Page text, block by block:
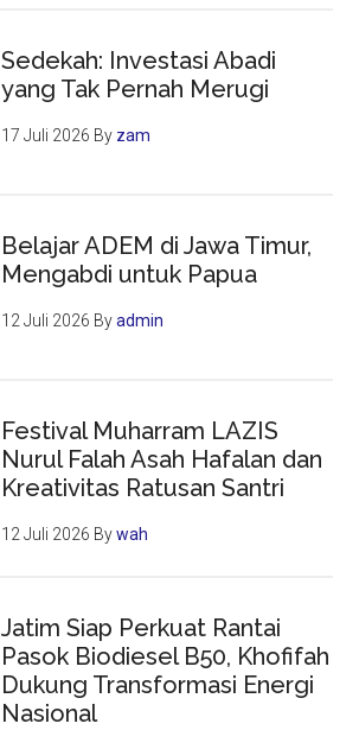
Sedekah: Investasi Abadi
yang Tak Pernah Merugi
17 Juli 2026 By zam
Belajar ADEM di Jawa Timur,
Mengabdi untuk Papua
12 Juli 2026 Byadmin
Festival Muharram LAZIS
Nurul Falah Asah Hafalan dan
Kreativitas Ratusan Santri
12 Juli 2026 Bywah
Jatim Siap Perkuat Rantai
Pasok Biodiesel B50, Khofifah
Dukung Transformasi Energi
Nasional